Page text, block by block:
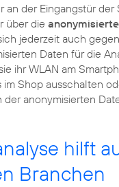
an der Eingangstür der
über die
jederzeit auch
Daten für die
ihr WLAN am
im Shop ausschalten
der anonymisierten
hilft
Branchen